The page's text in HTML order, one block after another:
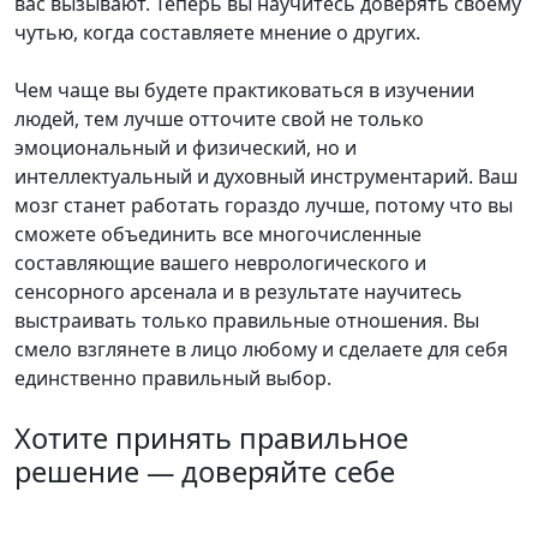
чутью, когда составляете мнение о других.
Чем чаще вы будете практиковаться в изучении
людей, тем лучше отточите свой не только
эмоциональный и физический, но и
интеллектуальный и духовный инструментарий. Ваш
мозг станет работать гораздо лучше, потому что вы
сможете объединить все многочисленные
составляющие вашего неврологического и
сенсорного арсенала и в результате научитесь
выстраивать только правильные отношения. Вы
смело взглянете в лицо любому и сделаете для себя
единственно правильный выбор.
Хотите принять правильное
решение — доверяйте себе